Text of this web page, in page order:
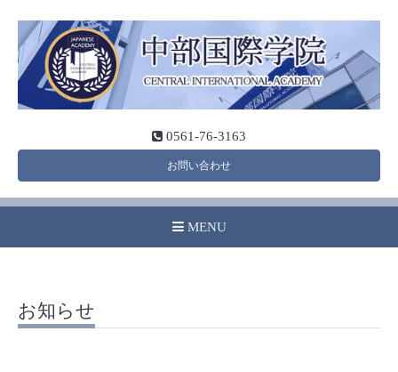
0561-76-3163
お問い合わせ
MENU
お知らせ